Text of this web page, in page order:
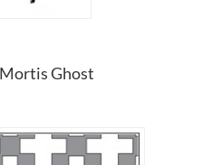
Ghost